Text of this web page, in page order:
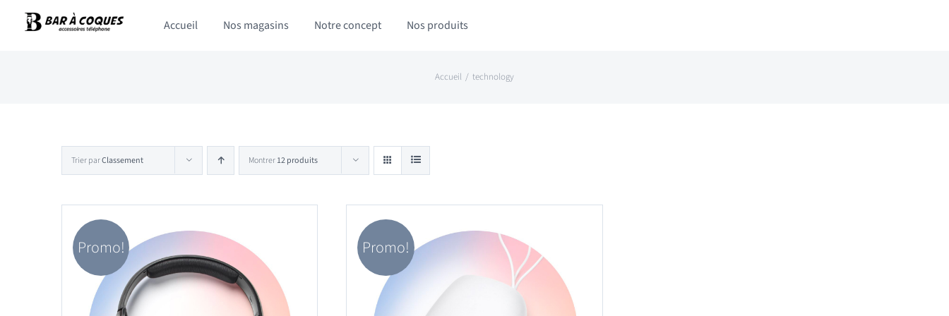
Passer
Accueil Nos magasins Notre concept Nos produits
Accueil technology
Trier parClassement Montrer12 produits
Promo! Promo!